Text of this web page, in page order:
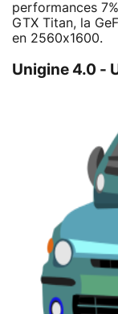
performances
GTX Titan, la
en 2560x1600.
Unigine 4.0 -